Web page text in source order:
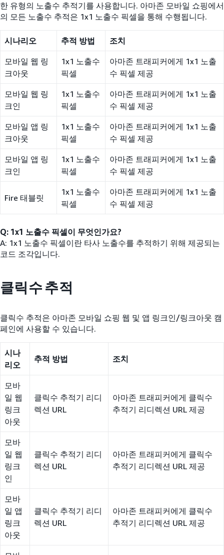
한 유형의 노출수 추적기를 사용합니다. 아마존 모바일 쇼핑에서
의 모든 노출수 추적은 1x1 노출수 픽셀을 통해 수행됩니다.
시나리오 추적 방법 조치
모바일 웹 링
크아웃
1x1 노출수
픽셀
아마존 트래피커에게 1x1 노출
수 픽셀 제공
모바일 웹 링
크인
1x1 노출수
픽셀
아마존 트래피커에게 1x1 노출
수 픽셀 제공
모바일 앱 링
크아웃
1x1 노출수
픽셀
아마존 트래피커에게 1x1 노출
수 픽셀 제공
모바일 앱 링
크인
1x1 노출수
픽셀
아마존 트래피커에게 1x1 노출
수 픽셀 제공
Fire 태블릿
1x1 노출수
픽셀
아마존 트래피커에게 1x1 노출
수 픽셀 제공
Q: 1x1 노출수 픽셀이 무엇인가요?
A: 1x1 노출수 픽셀이란 타사 노출수를 추적하기 위해 제공되는
코드 조각입니다.
클릭수 추적
클릭수 추적은 아마존 모바일 쇼핑 웹 및 앱 링크인/링크아웃 캠
페인에 사용할 수 있습니다.
시나
리오
추적 방법 조치
모바
일 웹
링크
아웃
클릭수 추적기 리디
렉션 URL
아마존 트래피커에게 클릭수
추적기 리디렉션 URL 제공
모바
일 웹
링크
인
클릭수 추적기 리디
렉션 URL
아마존 트래피커에게 클릭수
추적기 리디렉션 URL 제공
모바
일 앱
링크
아웃
클릭수 추적기 리디
렉션 URL
아마존 트래피커에게 클릭수
추적기 리디렉션 URL 제공